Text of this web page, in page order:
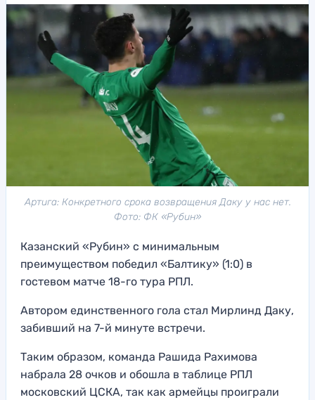
Артига: Конкретного срока возвращения Даку у нас нет.
Фото: ФК «Рубин»
Казанский «Рубин» с минимальным
преимуществом победил «Балтику» (1:0) в
гостевом матче 18-го тура РПЛ.
Автором единственного гола стал Мирлинд Даку,
забивший на 7-й минуте встречи.
Таким образом, команда Рашида Рахимова
набрала 28 очков и обошла в таблице РПЛ
московский ЦСКА, так как армейцы проиграли